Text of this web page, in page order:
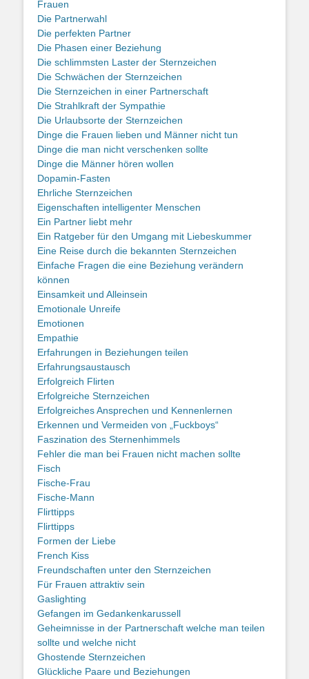
Frauen
Die Partnerwahl
Die perfekten Partner
Die Phasen einer Beziehung
Die schlimmsten Laster der Sternzeichen
Die Schwächen der Sternzeichen
Die Sternzeichen in einer Partnerschaft
Die Strahlkraft der Sympathie
Die Urlaubsorte der Sternzeichen
Dinge die Frauen lieben und Männer nicht tun
Dinge die man nicht verschenken sollte
Dinge die Männer hören wollen
Dopamin-Fasten
Ehrliche Sternzeichen
Eigenschaften intelligenter Menschen
Ein Partner liebt mehr
Ein Ratgeber für den Umgang mit Liebeskummer
Eine Reise durch die bekannten Sternzeichen
Einfache Fragen die eine Beziehung verändern
können
Einsamkeit und Alleinsein
Emotionale Unreife
Emotionen
Empathie
Erfahrungen in Beziehungen teilen
Erfahrungsaustausch
Erfolgreich Flirten
Erfolgreiche Sternzeichen
Erfolgreiches Ansprechen und Kennenlernen
Erkennen und Vermeiden von „Fuckboys“
Faszination des Sternenhimmels
Fehler die man bei Frauen nicht machen sollte
Fisch
Fische-Frau
Fische-Mann
Flirttipps
Flirttipps
Formen der Liebe
French Kiss
Freundschaften unter den Sternzeichen
Für Frauen attraktiv sein
Gaslighting
Gefangen im Gedankenkarussell
Geheimnisse in der Partnerschaft welche man teilen
sollte und welche nicht
Ghostende Sternzeichen
Glückliche Paare und Beziehungen